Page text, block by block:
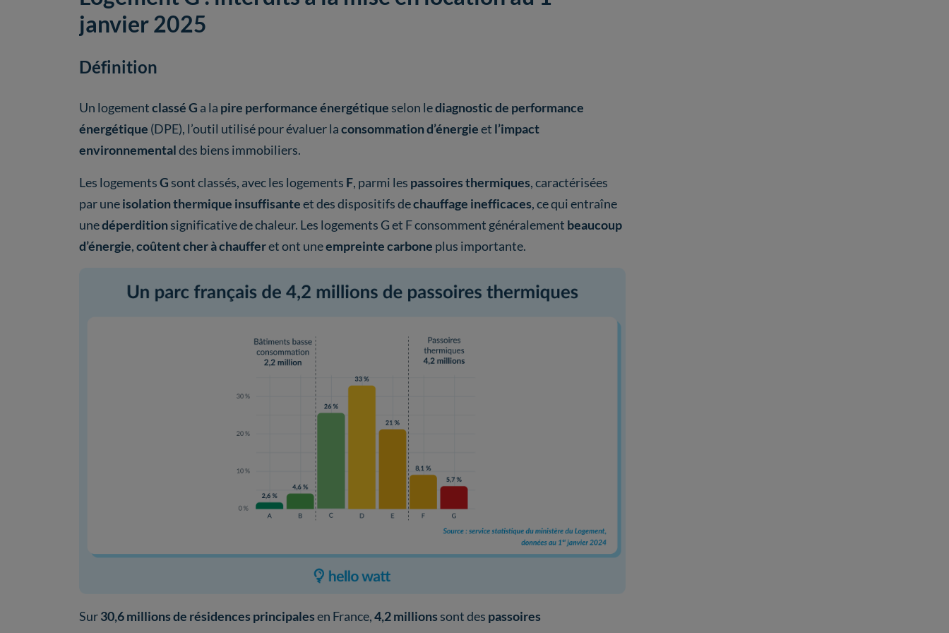
janvier 2025
Définition
Un logementclassé G a la pire performance énergétique selon lediagnostic de performance
énergétique (DPE), l’outil utilisé pour évaluer laconsommation d’énergieet l’impact
environnementaldes biens immobiliers.
Les logementsG sont classés, avec les logements F, parmi les passoires thermiques, caractérisées
par uneisolation thermique insuffisanteet des dispositifs dechauffage inefficaces, ce qui entraîne
unedéperditionsignificative de chaleur. Les logements G et F consomment généralement beaucoup
d’énergie,coûtent cher à chaufferet ont uneempreinte carbone plus importante.
Sur30,6 millions de résidences principalesen France,4,2 millions sont des passoires